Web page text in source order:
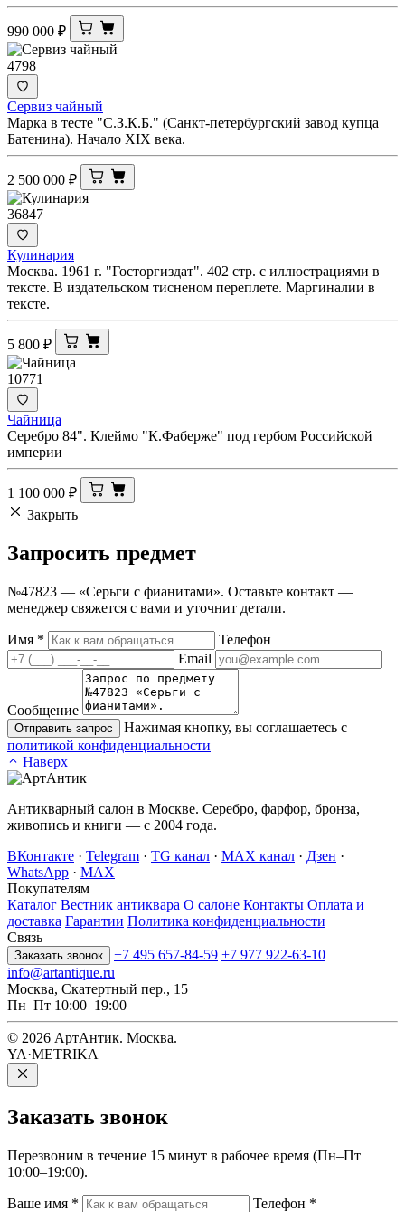
990 000 ₽
4798
Сервиз чайный
Марка в тесте "С.З.К.Б." (Санкт-петербургский завод купца
Батенина). Начало XIX века.
2 500 000 ₽
36847
Кулинария
Москва. 1961 г. "Госторгиздат". 402 стр. с иллюстрациями в
тексте. В издательском тисненом переплете. Маргиналии в
тексте.
5 800 ₽
10771
Чайница
Серебро 84". Клеймо "К.Фаберже" под гербом Российской
империи
1 100 000 ₽
Закрыть
Запросить предмет
№47823 — «Серьги с фианитами». Оставьте контакт —
менеджер свяжется с вами и уточнит детали.
Имя *
Телефон
Email
Сообщение
Отправить запрос
Нажимая кнопку, вы соглашаетесь с
политикой конфиденциальности
Наверх
Антикварный салон в Москве. Серебро, фарфор, бронза,
живопись и книги — с 2004 года.
ВКонтакте · Telegram · TG канал · MAX канал · Дзен ·
WhatsApp · MAX
Покупателям
Каталог Вестник антиквара О салоне Контакты Оплата и
доставка Гарантии Политика конфиденциальности
Связь
Заказать звонок +7 495 657-84-59 +7 977 922-63-10
info@artantique.ru
Москва, Скатертный пер., 15
Пн–Пт 10:00–19:00
© 2026 АртАнтик. Москва.
YA·METRIKA
Заказать звонок
Перезвоним в течение 15 минут в рабочее время (Пн–Пт
10:00–19:00).
Ваше имя * Телефон *